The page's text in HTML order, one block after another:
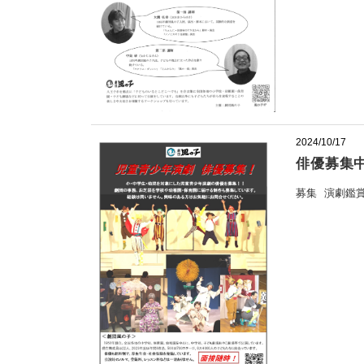
2024/10/17
俳優募集
募集 演劇鑑